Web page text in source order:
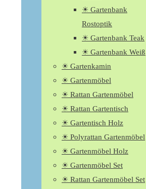
☀ Gartenbank
Rostoptik
☀ Gartenbank Teak
☀ Gartenbank Weiß
☀ Gartenkamin
☀ Gartenmöbel
☀ Rattan Gartenmöbel
☀ Rattan Gartentisch
☀ Gartentisch Holz
☀ Polyrattan Gartenmöbel
☀ Gartenmöbel Holz
☀ Gartenmöbel Set
☀ Rattan Gartenmöbel Set